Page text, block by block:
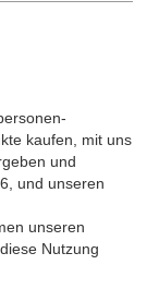
kaufen, mit uns
und
und unseren
unseren
Nutzung